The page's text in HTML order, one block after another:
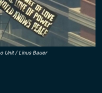
Unit / Linus Bauer